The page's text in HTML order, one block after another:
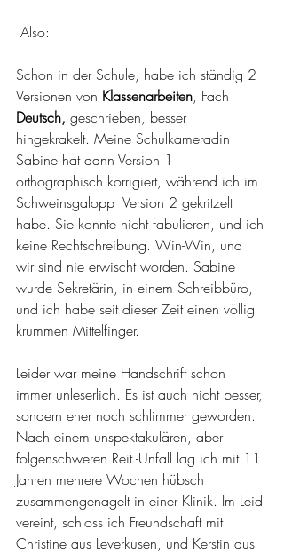
Also:
Schon in der Schule, habe ich ständig 2
Versionen von Klassenarbeiten, Fach
Deutsch, geschrieben, besser
hingekrakelt. Meine Schulkameradin
Sabine hat dann Version 1
orthographisch korrigiert, während ich im
Schweinsgalopp  Version 2 gekritzelt
habe. Sie konnte nicht fabulieren, und ich
keine Rechtschreibung. Win-Win, und
wir sind nie erwischt worden. Sabine
wurde Sekretärin, in einem Schreibbüro,
und ich habe seit dieser Zeit einen völlig
krummen Mittelfinger.
Leider war meine Handschrift schon
immer unleserlich. Es ist auch nicht besser,
sondern eher noch schlimmer geworden.
Nach einem unspektakulären, aber
folgenschweren Reit -Unfall lag ich mit 11
Jahren mehrere Wochen hübsch
zusammengenagelt in einer Klinik. Im Leid
vereint, schloss ich Freundschaft mit
Christine aus Leverkusen, und Kerstin aus